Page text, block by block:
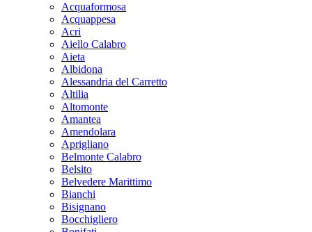
Acquaformosa
Acquappesa
Acri
Aiello Calabro
Aieta
Albidona
Alessandria del Carretto
Altilia
Altomonte
Amantea
Amendolara
Aprigliano
Belmonte Calabro
Belsito
Belvedere Marittimo
Bianchi
Bisignano
Bocchigliero